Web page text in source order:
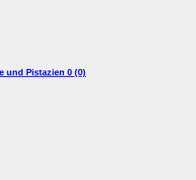
und Pistazien 0 (0)